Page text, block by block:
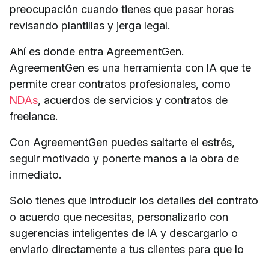
preocupación cuando tienes que pasar horas
revisando plantillas y jerga legal.
Ahí es donde entra AgreementGen.
AgreementGen es una herramienta con IA que te
permite crear contratos profesionales, como
NDAs, acuerdos de servicios y contratos de
freelance.
Con AgreementGen puedes saltarte el estrés,
seguir motivado y ponerte manos a la obra de
inmediato.
Solo tienes que introducir los detalles del contrato
o acuerdo que necesitas, personalizarlo con
sugerencias inteligentes de IA y descargarlo o
enviarlo directamente a tus clientes para que lo